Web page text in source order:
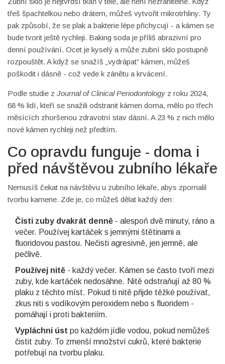
třeš špachtelkou nebo drátem, můžeš vytvořit mikrotrhliny. Ty
pak způsobí, že se plak a bakterie lépe přichycují - a kámen se
bude tvorit ještě rychleji. Baking soda je příliš abrazivní pro
denní používání. Ocet je kyselý a může zubní sklo postupně
rozpouštět. A když se snažíš „vydrápat“ kámen, můžeš
poškodit i dásně - což vede k zánětu a krvácení.
Podle studie z Journal of Clinical Periodontology z roku 2024,
68 % lidí, kteří se snažili odstranit kámen doma, mělo po třech
měsících zhoršenou zdravotní stav dásní. A 23 % z nich mělo
nové kámen rychleji než předtím.
Co opravdu funguje - doma i
před návštěvou zubního lékaře
Nemusíš čekat na návštěvu u zubního lékaře, abys zpomalil
tvorbu kamene. Zde je, co můžeš dělat každý den:
Čisti zuby dvakrát denně - alespoň dvě minuty, ráno a
večer. Používej kartáček s jemnými štětinami a
fluoridovou pastou. Nečisti agresivně, jen jemně, ale
pečlivě.
Používej nitě - každý večer. Kámen se často tvoří mezi
zuby, kde kartáček nedosáhne. Nitě odstraňují až 80 %
plaku z těchto míst. Pokud ti nitě přijde těžké používat,
zkus niti s vodíkovým peroxidem nebo s fluoridem -
pomáhají i proti bakteriím.
Vypláchni úst po každém jídle vodou, pokud nemůžeš
čistit zuby. To zmenší množství cukrů, které bakterie
potřebují na tvorbu plaku.